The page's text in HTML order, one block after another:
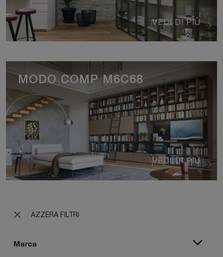
AZZERA FILTRI
Marca
VEDI DI PIÙ
VEDI DI PIÙ
MODO COMP M6C68